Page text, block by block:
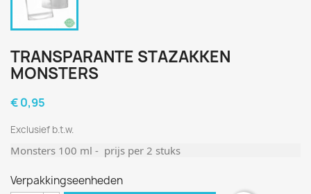
TRANSPARANTE STAZAKKEN
MONSTERS
€ 0,95
Exclusief b.t.w.
Monsters 100 ml - prijs per 2 stuks
Verpakkingseenheden